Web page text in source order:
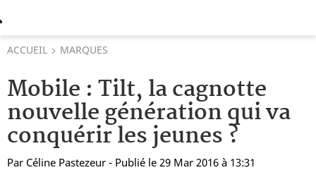
ACCUEIL MARQUES
Mobile : Tilt, la cagnotte
nouvelle génération qui va
conquérir les jeunes ?
Par Céline Pastezeur - Publié le 29 Mar 2016 à 13:31